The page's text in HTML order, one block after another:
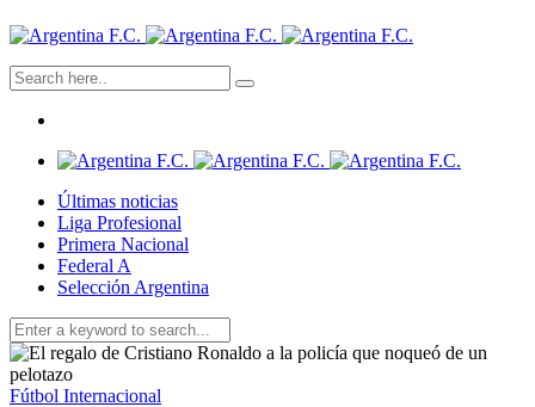
Últimas noticias
Liga Profesional
Primera Nacional
Federal A
Selección Argentina
Fútbol Internacional